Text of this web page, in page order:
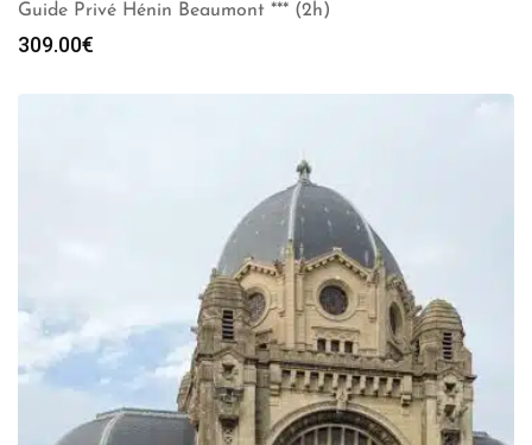
Guide Privé Hénin Beaumont *** (2h)
309.00€